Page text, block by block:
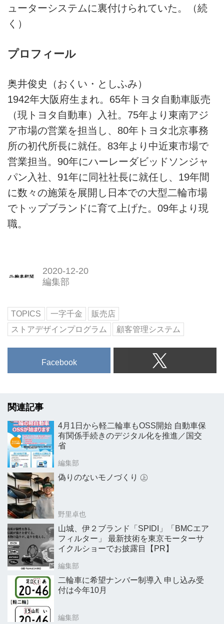
ューターシステムに裏付けられていた。（続
く）
プロフィール
奥井俊史（おくい・としふみ）
1942年大阪府生まれ。65年トヨタ自動車販売
（現トヨタ自動車）入社。75年より東南アジ
ア市場の営業を担当し、80年トヨタ北京事務
所の初代所長に就任。83年より中近東市場で
営業担当。90年にハーレーダビッドソンジャ
パン入社、91年に同社社長に就任し、19年間
に数々の施策を展開し日本での大型二輪市場
でトップブランドに育て上げた。09年より現
職。
2020-12-20
編集部
TOPICS 一字千金
販売店
ストアデザインプログラム
顧客管理システム
Facebook
関連記事
4月1日から軽二輪車もOSS開始 自動車保
有関係手続きのデジタル化を推進／国交
省
編集部
偽りのないモノづくり ㊤
野里卓也
山城、伊２ブランド「SPIDI」「BMCエア
フィルター」 最新技術を東京モーターサ
イクルショーでお披露目【PR】
編集部
二輪車に希望ナンバー制導入 申し込み受
付は今年10月
編集部